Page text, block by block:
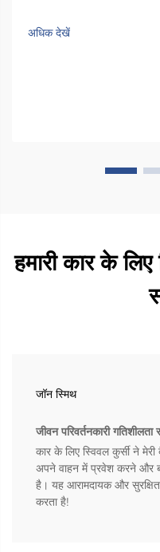
बदल चुकी हैं जो व्हीलचेयर का
अधिक देखें
हमारी कार के
जॉन स्मिथ
जीवन परिवर्तनकारी गतिशीलता
कार के लिए स्विवल कुर्सी ने
अपने वाहन में प्रवेश करने और
है। यह आरामदायक और
करता है!